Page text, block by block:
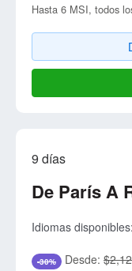
Hasta 6 MSI, todos
9 días
De París A
Idiomas disponibles:
-30% Desde: